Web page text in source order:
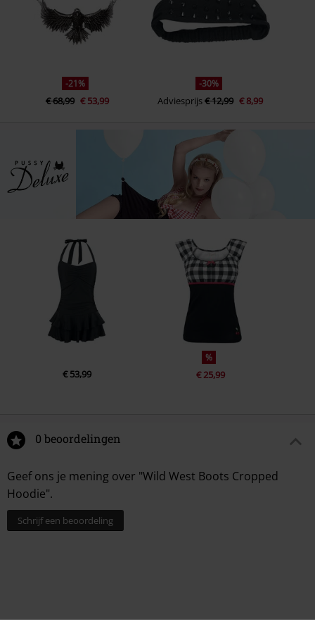
-21%
€ 68,99 € 53,99
-30%
Adviesprijs€ 12,99 € 8,99
€ 53,99
%
€ 25,99
0 beoordelingen
Geef ons je mening over "Wild West Boots Cropped
Hoodie".
Schrijf een beoordeling